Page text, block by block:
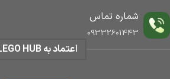
شماره تماس
09332601443
اعتماد به LEGO HUB